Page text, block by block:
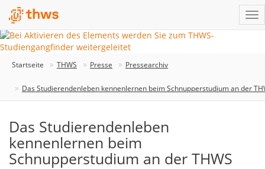
Startseite THWS Presse Pressearchiv
Das Studierendenleben kennenlernen beim Schnupperstudium an der
Das Studierendenleben
kennenlernen beim
Schnupperstudium an der THWS